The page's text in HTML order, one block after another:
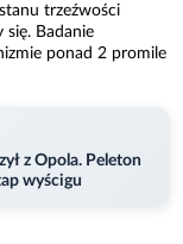
trzeźwości
się. Badanie
ponad 2 promile
z Opola. Peleton
wyścigu